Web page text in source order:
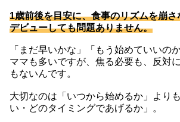
1歳前後を目安に、食事のリズムを崩
デビューしても問題ありません。
「まだ早いかな」「もう始めていいの
ママも多いですが、焦る必要も、反対
もないんです。
大切なのは「いつから始めるか」より
い・どのタイミングであげるか」。